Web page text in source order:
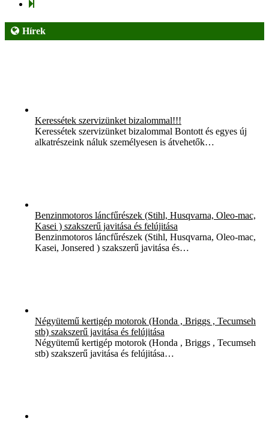
Hírek
Keressétek szervizünket bizalommal!!!
Keressétek szervizünket bizalommal Bontott és egyes új
alkatrészeink náluk személyesen is átvehetők…
Benzinmotoros láncfűrészek (Stihl, Husqvarna, Oleo-mac,
Kasei ) szakszerű javitása és felújitása
Benzinmotoros láncfűrészek (Stihl, Husqvarna, Oleo-mac,
Kasei, Jonsered ) szakszerű javitása és…
Négyütemű kertigép motorok (Honda , Briggs , Tecumseh
stb) szakszerű javitása és felújitása
Négyütemű kertigép motorok (Honda , Briggs , Tecumseh
stb) szakszerű javitása és felújitása…